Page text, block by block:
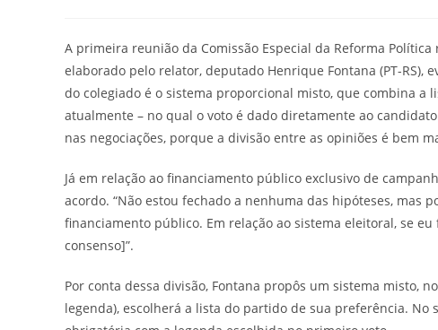
A primeira reunião da Comissão Especial da Reforma
elaborado pelo relator, deputado Henrique Fontana (PT-
do colegiado é o sistema proporcional misto, que combina a
atualmente – no qual o voto é dado diretamente ao
nas negociações, porque a divisão entre as opiniões é bem
Já em relação ao financiamento público exclusivo de
acordo. “Não estou fechado a nenhuma das hipóteses, mas
financiamento público. Em relação ao sistema eleitoral, se
consenso]”.
Por conta dessa divisão, Fontana propôs um sistema misto,
legenda), escolherá a lista do partido de sua preferência.